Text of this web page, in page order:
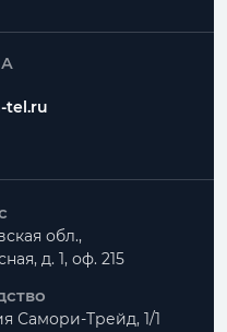
tel.ru
обл.,
д. 1, оф. 215
Самори-Трейд, 1/1